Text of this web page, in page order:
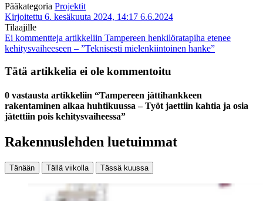
Pääkategoria Projektit
Kirjoitettu 6. kesäkuuta 2024, 14:17 6.6.2024
Tilaajille
Ei kommentteja artikkeliin Tampereen henkilöratapiha etenee
kehitysvaiheeseen – ”Teknisesti mielenkiintoinen hanke”
Tätä artikkelia ei ole kommentoitu
0 vastausta artikkeliin “Tampereen jättihankkeen
rakentaminen alkaa huhtikuussa – Työt jaettiin kahtia ja osia
jätettiin pois kehitysvaiheessa”
Rakennuslehden luetuimmat
Tänään Tällä viikolla Tässä kuussa